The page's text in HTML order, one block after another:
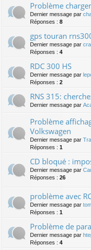
Problème
Dernier message par
Réponses : 8
gps touran
Dernier message par
Réponses : 4
RDC 300 HS
Dernier message par
Réponses : 2
RNS 315:
Dernier message par
Problème
Volkswagen
Dernier message par
Réponses : 1
CD bloqué :
Dernier message par
Réponses : 26
problème avec
Dernier message par
Réponses : 1
Problème de
Dernier message par
Réponses : 4